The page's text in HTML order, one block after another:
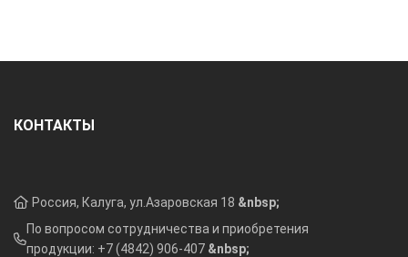
КОНТАКТЫ
Россия, Калуга, ул.Азаровская 18 &nbsp;
По вопросом сотрудничества и приобретения
продукции: +7 (4842) 906-407 &nbsp;